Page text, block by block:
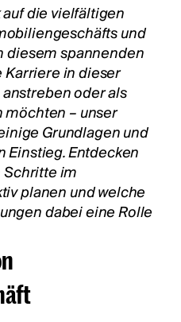
die vielfältigen
und
diesem spannenden
Karriere in dieser
oder als
– unser
Grundlagen und
Einstieg. Entdecken
Schritte im
planen und welche
dabei eine Rolle